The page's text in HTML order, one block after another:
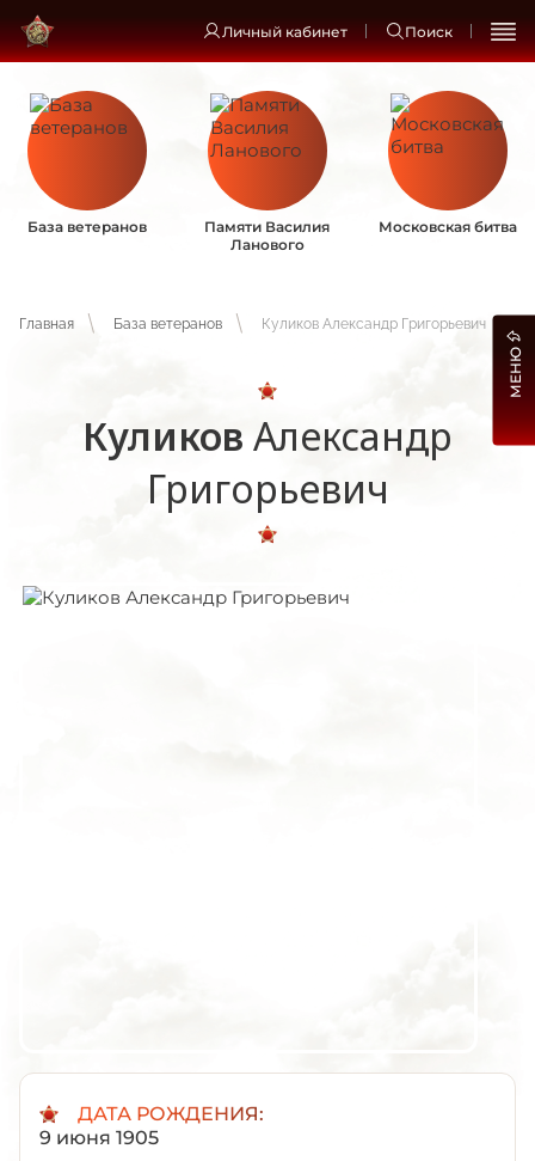
Личный кабинет Поиск
База ветеранов
Памяти Василия
Ланового
Московская битва
Главная База ветеранов Куликов Александр Григорьевич
Куликов Александр
Григорьевич
ДАТА РОЖДЕНИЯ:
9 июня 1905
МЕНЮ